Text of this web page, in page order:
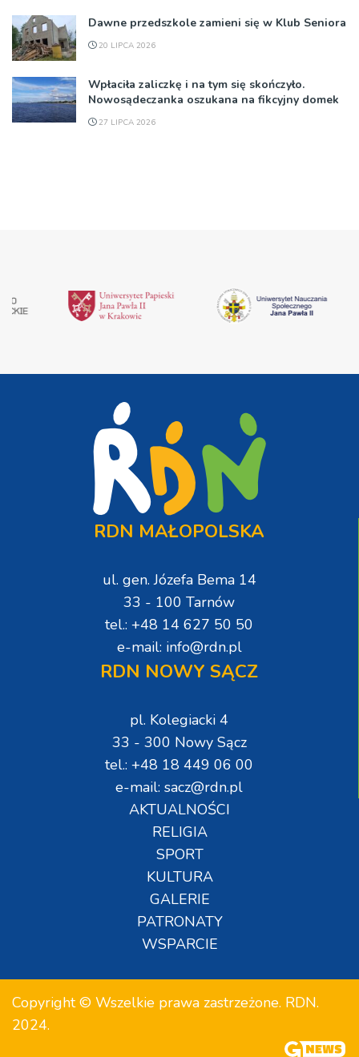
Dawne przedszkole zamieni się w Klub Seniora
20 LIPCA 2026
Wpłaciła zaliczkę i na tym się skończyło.
Nowosądeczanka oszukana na fikcyjny domek
27 LIPCA 2026
RDN MAŁOPOLSKA
ul. gen. Józefa Bema 14
33 - 100 Tarnów
tel.: +48 14 627 50 50
e-mail: info@rdn.pl
RDN NOWY SĄCZ
pl. Kolegiacki 4
33 - 300 Nowy Sącz
tel.: +48 18 449 06 00
e-mail: sacz@rdn.pl
AKTUALNOŚCI
RELIGIA
SPORT
KULTURA
GALERIE
PATRONATY
WSPARCIE
Copyright © Wszelkie prawa zastrzeżone. RDN.
2024.